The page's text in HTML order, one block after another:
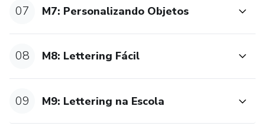
07 M7: Personalizando Objetos
08 M8: Lettering Fácil
09 M9: Lettering na Escola